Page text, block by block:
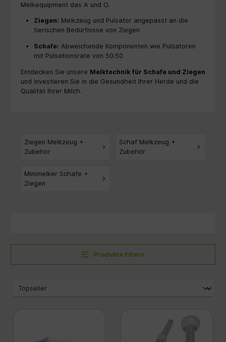
Melkequipment das A und O.
Ziegen: Melkzeug und Pulsator angepasst an die
tierischen Bedürfnisse von Ziegen
Schafe: Abweichende Komponenten wie Pulsatoren
mit Pulsationsrate von 50:50
Entdecken Sie unsere Melktechnik für Schafe und Ziegen
und investieren Sie in die Gesundheit Ihrer Herde und die
Qualität Ihrer Milch.
Ziegen Melkzeug +
Zubehör
Schaf Melkzeug +
Zubehör
Minimelker Schafe +
Ziegen
Produkte filtern